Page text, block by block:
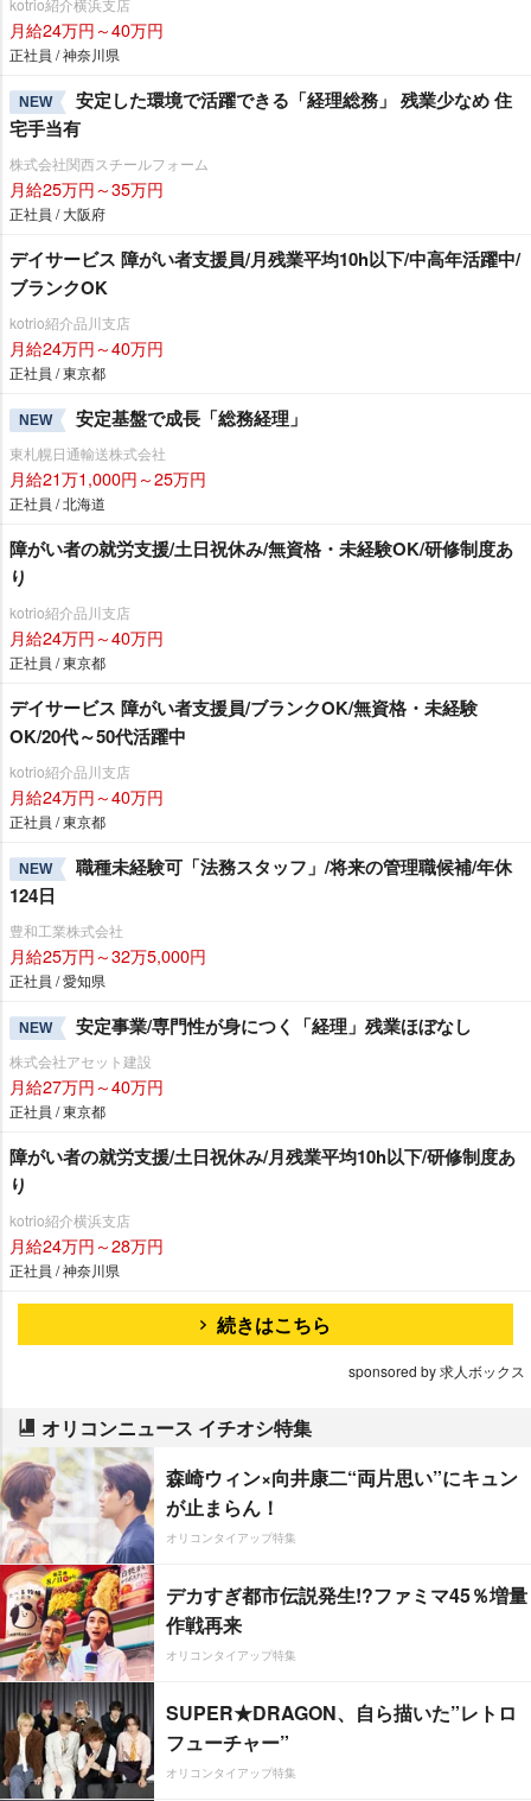
kotrio紹介横浜支店
月給24万円～40万円
正社員 / 神奈川県
NEW
安定した環境で活躍できる「経理総務」 残業少なめ 住
宅手当有
株式会社関西スチールフォーム
月給25万円～35万円
正社員 / 大阪府
デイサービス 障がい者支援員/月残業平均10h以下/中高年活躍中/
ブランクOK
kotrio紹介品川支店
月給24万円～40万円
正社員 / 東京都
NEW 安定基盤で成長「総務経理」
東札幌日通輸送株式会社
月給21万1,000円～25万円
正社員 / 北海道
障がい者の就労支援/土日祝休み/無資格・未経験OK/研修制度あ
り
kotrio紹介品川支店
月給24万円～40万円
正社員 / 東京都
デイサービス 障がい者支援員/ブランクOK/無資格・未経験
OK/20代～50代活躍中
kotrio紹介品川支店
月給24万円～40万円
正社員 / 東京都
NEW
職種未経験可「法務スタッフ」/将来の管理職候補/年休
124日
豊和工業株式会社
月給25万円～32万5,000円
正社員 / 愛知県
NEW 安定事業/専門性が身につく「経理」残業ほぼなし
株式会社アセット建設
月給27万円～40万円
正社員 / 東京都
障がい者の就労支援/土日祝休み/月残業平均10h以下/研修制度あ
り
kotrio紹介横浜支店
月給24万円～28万円
正社員 / 神奈川県
続きはこちら
sponsored by 求人ボックス
オリコンニュース イチオシ特集
森崎ウィン×向井康二“両片思い”にキュン
が止まらん！
オリコンタイアップ特集
デカすぎ都市伝説発生!?ファミマ45％増量
作戦再来
オリコンタイアップ特集
SUPER★DRAGON、自ら描いた”レトロ
フューチャー”
オリコンタイアップ特集